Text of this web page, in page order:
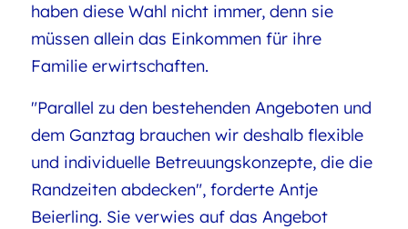
haben diese Wahl nicht immer, denn sie
müssen allein das Einkommen für ihre
Familie erwirtschaften.
"Parallel zu den bestehenden Angeboten und
dem Ganztag brauchen wir deshalb flexible
und individuelle Betreuungskonzepte, die die
Randzeiten abdecken", forderte Antje
Beierling. Sie verwies auf das Angebot